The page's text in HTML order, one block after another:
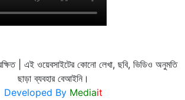
| এই ওয়েবসাইটের কোনো লেখা, ছবি, ভিডিও অনুমতি
ছাড়া ব্যবহার বেআইনি।
Developed By Mediait